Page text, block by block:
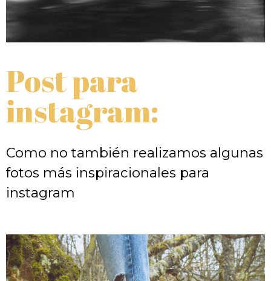
Post para
instagram:
Como no también realizamos algunas
fotos más inspiracionales para
instagram